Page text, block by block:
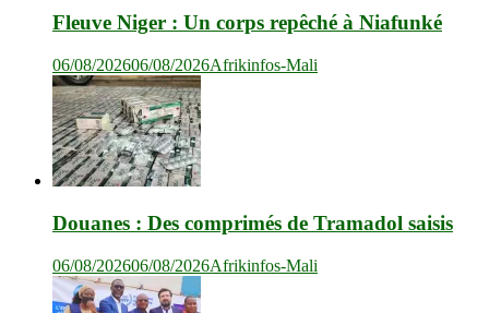
Fleuve Niger : Un corps repêché à Niafunké
06/08/202606/08/2026Afrikinfos-Mali
Douanes : Des comprimés de Tramadol saisis
06/08/202606/08/2026Afrikinfos-Mali